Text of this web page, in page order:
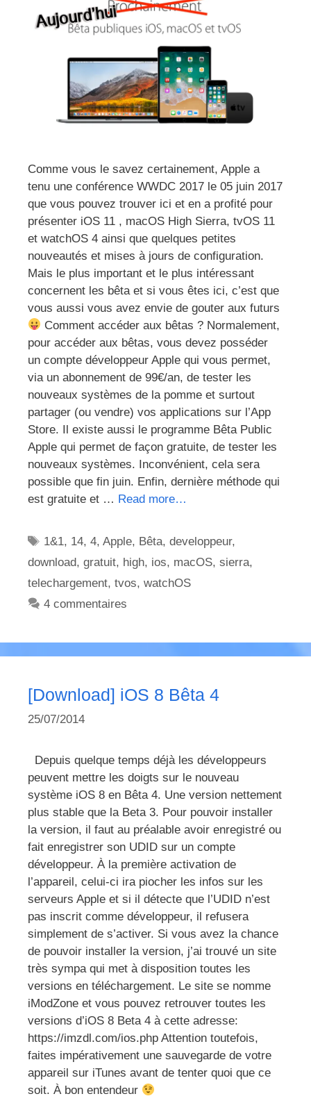
Comme vous le savez certainement, Apple a
tenu une conférence WWDC 2017 le 05 juin 2017
que vous pouvez trouver ici et en a profité pour
présenter iOS 11 , macOS High Sierra, tvOS 11
et watchOS 4 ainsi que quelques petites
nouveautés et mises à jours de configuration.
Mais le plus important et le plus intéressant
concernent les bêta et si vous êtes ici, c’est que
vous aussi vous avez envie de gouter aux futurs
Comment accéder aux bêtas ? Normalement,
pour accéder aux bêtas, vous devez posséder
un compte développeur Apple qui vous permet,
via un abonnement de 99€/an, de tester les
nouveaux systèmes de la pomme et surtout
partager (ou vendre) vos applications sur l’App
Store. Il existe aussi le programme Bêta Public
Apple qui permet de façon gratuite, de tester les
nouveaux systèmes. Inconvénient, cela sera
possible que fin juin. Enfin, dernière méthode qui
est gratuite et … Read more…
Étiquettes
1&1, 14,4,Apple, Bêta,developpeur,
download, gratuit, high, ios, macOS, sierra,
telechargement, tvos, watchOS
4 commentaires
[Download] iOS 8 Bêta 4
25/07/2014
Depuis quelque temps déjà les développeurs
peuvent mettre les doigts sur le nouveau
système iOS 8 en Bêta 4. Une version nettement
plus stable que la Beta 3. Pour pouvoir installer
la version, il faut au préalable avoir enregistré ou
fait enregistrer son UDID sur un compte
développeur. À la première activation de
l’appareil, celui-ci ira piocher les infos sur les
serveurs Apple et si il détecte que l’UDID n’est
pas inscrit comme développeur, il refusera
simplement de s’activer. Si vous avez la chance
de pouvoir installer la version, j’ai trouvé un site
très sympa qui met à disposition toutes les
versions en téléchargement. Le site se nomme
iModZone et vous pouvez retrouver toutes les
versions d’iOS 8 Beta 4 à cette adresse:
https://imzdl.com/ios.php Attention toutefois,
faites impérativement une sauvegarde de votre
appareil sur iTunes avant de tenter quoi que ce
soit. À bon entendeur